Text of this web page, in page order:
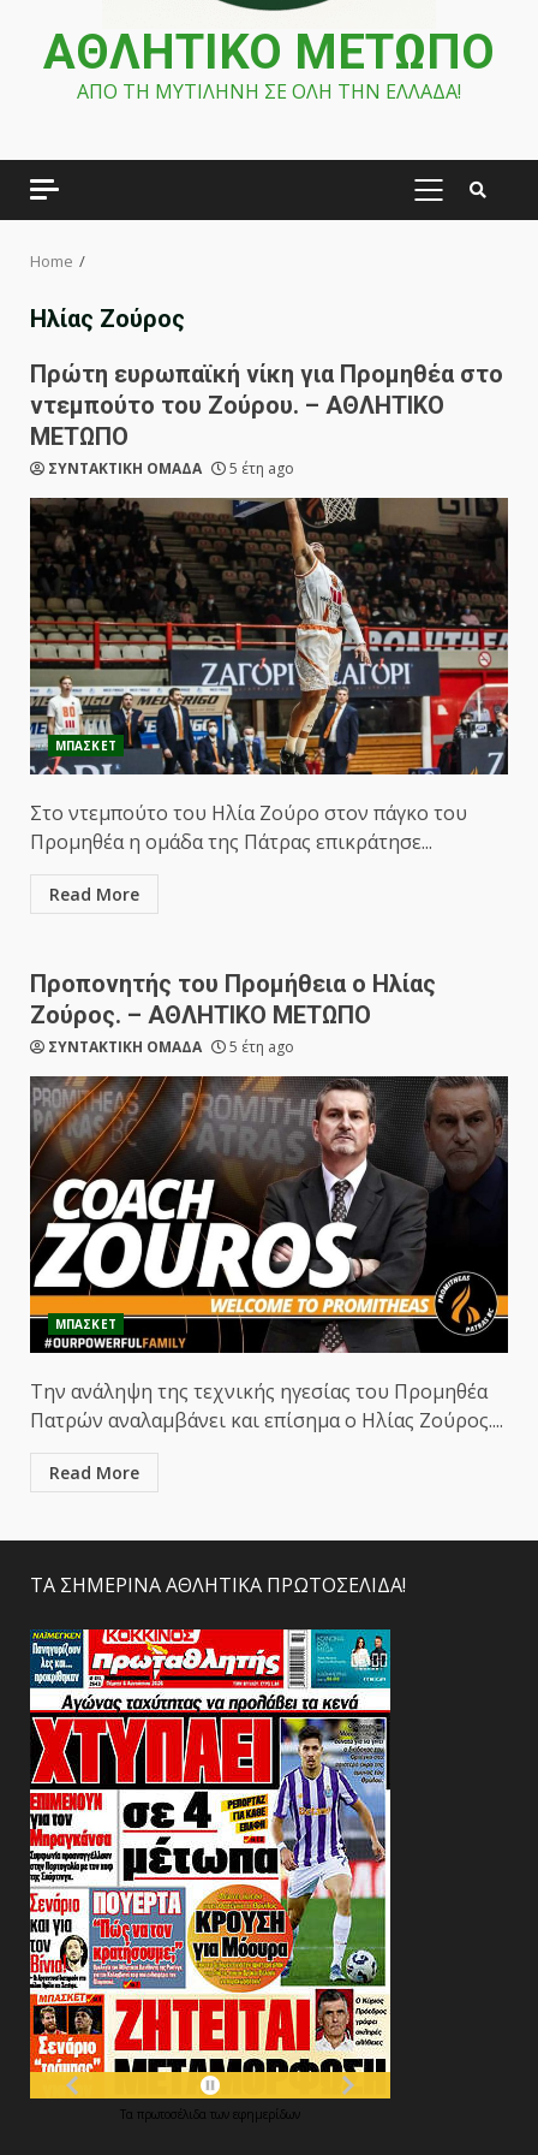
ΑΘΛΗΤΙΚΟ ΜΕΤΩΠΟ
ΑΠΟ ΤΗ ΜΥΤΙΛΗΝΗ ΣΕ ΟΛΗ ΤΗΝ ΕΛΛΑΔΑ!
PRIMARY
Home
Ηλίας Ζούρος
Πρώτη ευρωπαϊκή νίκη για Προμηθέα στο
ντεμπούτο του Ζούρου. – ΑΘΛΗΤΙΚΟ
ΜΕΤΩΠΟ
ΣΥΝΤΑΚΤΙΚΗ ΟΜΑΔΑ 5 έτη ago
ΜΠΑΣΚΕΤ
Στο ντεμπούτο του Ηλία Ζούρο στον πάγκο του
Προμηθέα η ομάδα της Πάτρας επικράτησε...
Read More
Προπονητής του Προμήθεια ο Ηλίας
Ζούρος. – ΑΘΛΗΤΙΚΟ ΜΕΤΩΠΟ
ΣΥΝΤΑΚΤΙΚΗ ΟΜΑΔΑ 5 έτη ago
ΜΠΑΣΚΕΤ
Την ανάληψη της τεχνικής ηγεσίας του Προμηθέα
Πατρών αναλαμβάνει και επίσημα ο Ηλίας Ζούρος....
Read More
ΤΑ ΣΗΜΕΡΙΝΑ ΑΘΛΗΤΙΚΑ ΠΡΩΤΟΣΕΛΙΔΑ!
Τα πρωτοσέλιδα των εφημερίδων